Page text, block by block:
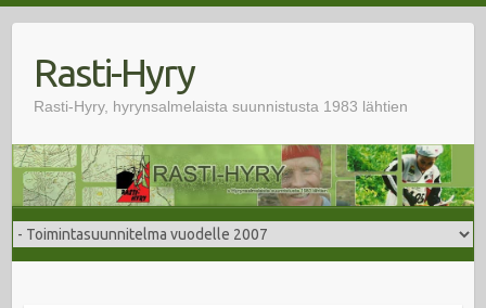
contentRasti-Hyry
Rasti-Hyry, hyrynsalmelaista suunnistusta 1983 lähtien